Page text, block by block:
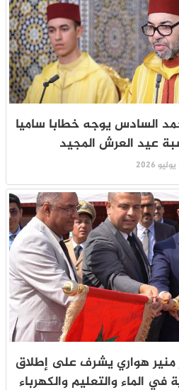
السادس يوجه خطابا ساميا
عيد العرش المجيد
منير هواري يشرف على إطلاق
الماء والتعليم والكهرباء